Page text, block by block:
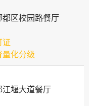
区校园路餐厅
证
化分级
堰大道餐厅